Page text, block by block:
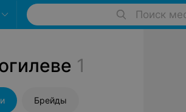
Поиск
1
Брейды